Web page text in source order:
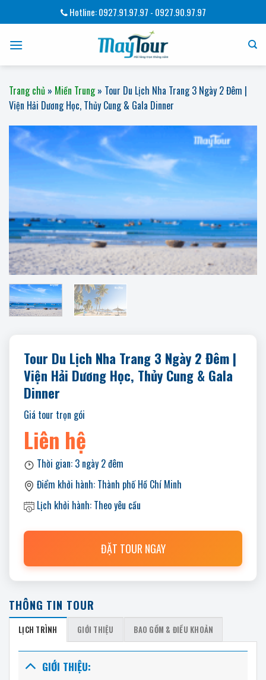
qua
dung
Hotline: 0927.91.97.97 - 0927.90.97.97
Trang chủ » Miền Trung» Tour Du Lịch Nha Trang 3 Ngày 2 Đêm |
Viện Hải Dương Học, Thủy Cung & Gala Dinner
Tour Du Lịch Nha Trang 3 Ngày 2 Đêm |
Viện Hải Dương Học, Thủy Cung & Gala
Dinner
Giá tour trọn gói
Liên hệ
Thời gian: 3 ngày 2 đêm
Điểm khởi hành: Thành phố Hồ Chí Minh
Lịch khởi hành: Theo yêu cầu
ĐẶT TOUR NGAY
THÔNG TIN TOUR
LỊCH TRÌNH GIỚI THIỆU BAO GỒM & ĐIỀU KHOẢN
GIỚI THIỆU: